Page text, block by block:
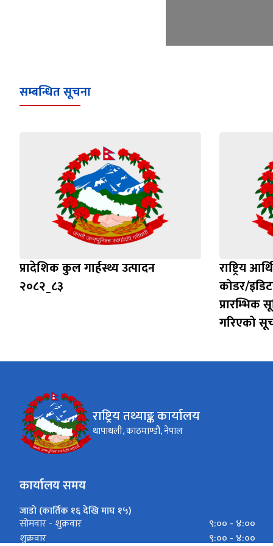
सम्बन्धित सूचना
प्रादेशिक कुल गार्हस्थ्य उत्पादन
२०८२_८३
राष्ट्रिय
कोडर/
गरिएको
राष्ट्रिय तथ्याङ्क कार्यालय
थापाथली, काठमाण्डौं, नेपाल
कार्यालय समय
जाडो (कार्तिक १६ देखि माघ १५)
साेमवार - शुक्रवार
९:०० - ४:००
शुक्रवार
९:०० - ४:००